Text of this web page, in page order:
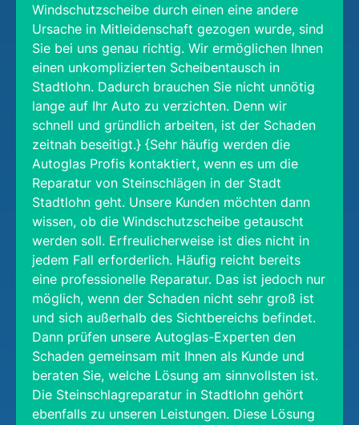
Windschutzscheibe durch einen eine andere
Ursache in Mitleidenschaft gezogen wurde, sind
Sie bei uns genau richtig. Wir ermöglichen Ihnen
einen unkomplizierten Scheibentausch in
Stadtlohn. Dadurch brauchen Sie nicht unnötig
lange auf Ihr Auto zu verzichten. Denn wir
schnell und gründlich arbeiten, ist der Schaden
zeitnah beseitigt.} {Sehr häufig werden die
Autoglas Profis kontaktiert, wenn es um die
Reparatur von Steinschlägen in der Stadt
Stadtlohn geht. Unsere Kunden möchten dann
wissen, ob die Windschutzscheibe getauscht
werden soll. Erfreulicherweise ist dies nicht in
jedem Fall erforderlich. Häufig reicht bereits
eine professionelle Reparatur. Das ist jedoch nur
möglich, wenn der Schaden nicht sehr groß ist
und sich außerhalb des Sichtbereichs befindet.
Dann prüfen unsere Autoglas-Experten den
Schaden gemeinsam mit Ihnen als Kunde und
beraten Sie, welche Lösung am sinnvollsten ist.
Die Steinschlagreparatur in Stadtlohn gehört
ebenfalls zu unseren Leistungen. Diese Lösung